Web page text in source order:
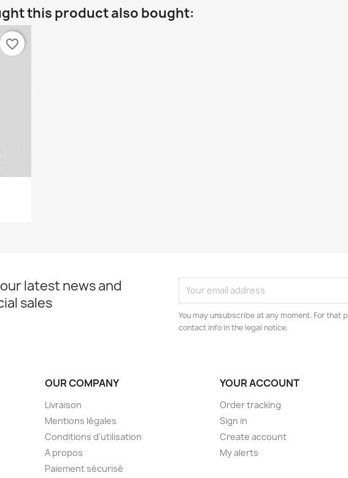
this product also bought:
favorite_border
latest news and
sales
You may unsubscribe at any moment. For that
contact info in the legal notice.
OUR COMPANY
Livraison
Mentions légales
Conditions d'utilisation
A propos
Paiement sécurisé
YOUR ACCOUNT
Order tracking
Sign in
Create account
My alerts